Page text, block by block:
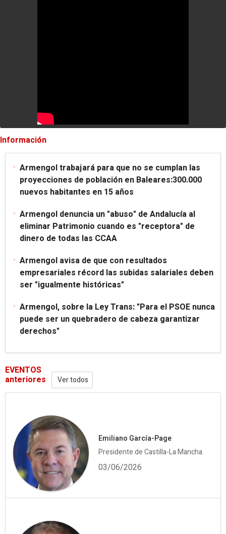
Información
Armengol trabajará para que no se cumplan las
proyecciones de población en Baleares:300.000
nuevos habitantes en 15 años
Armengol denuncia un "abuso" de Andalucía al
eliminar Patrimonio cuando es "receptora" de
dinero de todas las CCAA
Armengol avisa de que con resultados
empresariales récord las subidas salariales deben
ser "igualmente históricas"
Armengol, sobre la Ley Trans: "Para el PSOE nunca
puede ser un quebradero de cabeza garantizar
derechos"
EVENTOS
anteriores Ver todos
Emiliano García-Page
Presidente de Castilla-La Mancha
03/06/2026